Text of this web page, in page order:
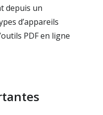
depuis un
d’appareils
PDF en ligne